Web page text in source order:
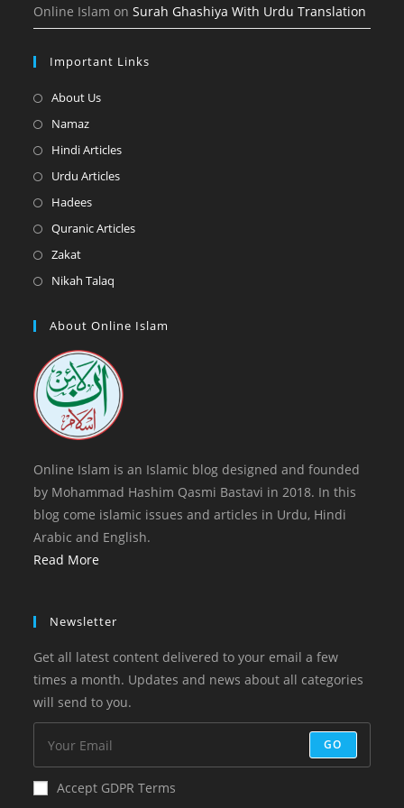
Online Islam onSurah Ghashiya With Urdu Translation
Important Links
About UsOpens
a
tab
NamazOpens
in
tab
Hindi ArticlesOpens
tab
Urdu ArticlesOpens
a
HadeesOpens
in
tab
Quranic ArticlesOpens
tab
ZakatOpens
in
new
Nikah Talaq
a
tab
About Online Islam
Online Islam is an Islamic blog designed and founded
by Mohammad Hashim Qasmi Bastavi in 2018. In this
blog come islamic issues and articles in Urdu, Hindi
Arabic and English.
Read More
Newsletter
Get all latest content delivered to your email a few
times a month. Updates and news about all categories
will send to you.
GO
Accept GDPR Terms